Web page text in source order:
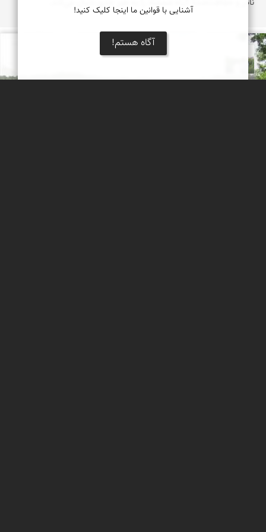
آشنایی با قوانین ما اینجا کلیک کنید!
آگاه هستم!